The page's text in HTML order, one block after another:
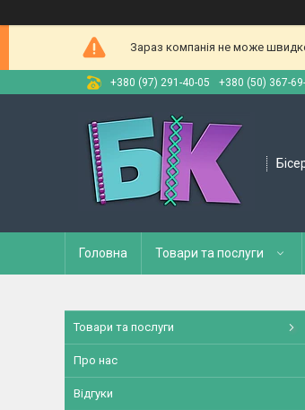
Зараз компанія не може
+380 (97) 291-40-05 +380 (50) 367-
Головна Товари та послуги
Товари та послуги
Про нас
Відгуки